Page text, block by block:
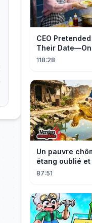
CEO
Their
Meal, and He
118:28
Un pauvre
étang oublié
d’or à 180
87:51